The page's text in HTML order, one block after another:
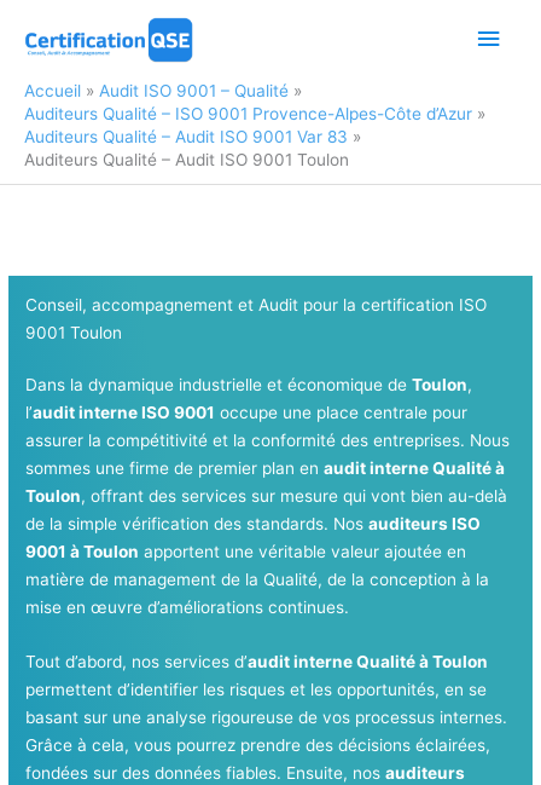
Accueil
Audit ISO 9001 – Qualité
Auditeurs Qualité – ISO 9001 Provence-Alpes-Côte d’Azur
Auditeurs Qualité – Audit ISO 9001 Var 83
Auditeurs Qualité – Audit ISO 9001 Toulon
Conseil, accompagnement et Audit pour la certification ISO
9001 Toulon
Dans la dynamique industrielle et économique deToulon,
l’audit interne ISO 9001 occupe une place centrale pour
assurer la compétitivité et la conformité des entreprises. Nous
sommes une firme de premier plan enaudit interne Qualité à
Toulon, offrant des services sur mesure qui vont bien au-delà
de la simple vérification des standards. Nosauditeurs ISO
9001 à Toulon apportent une véritable valeur ajoutée en
matière de management de la Qualité, de la conception à la
mise en œuvre d’améliorations continues.
Tout d’abord, nos services d’audit interne Qualité à Toulon
permettent d’identifier les risques et les opportunités, en se
basant sur une analyse rigoureuse de vos processus internes.
Grâce à cela, vous pourrez prendre des décisions éclairées,
fondées sur des données fiables. Ensuite, nosauditeurs